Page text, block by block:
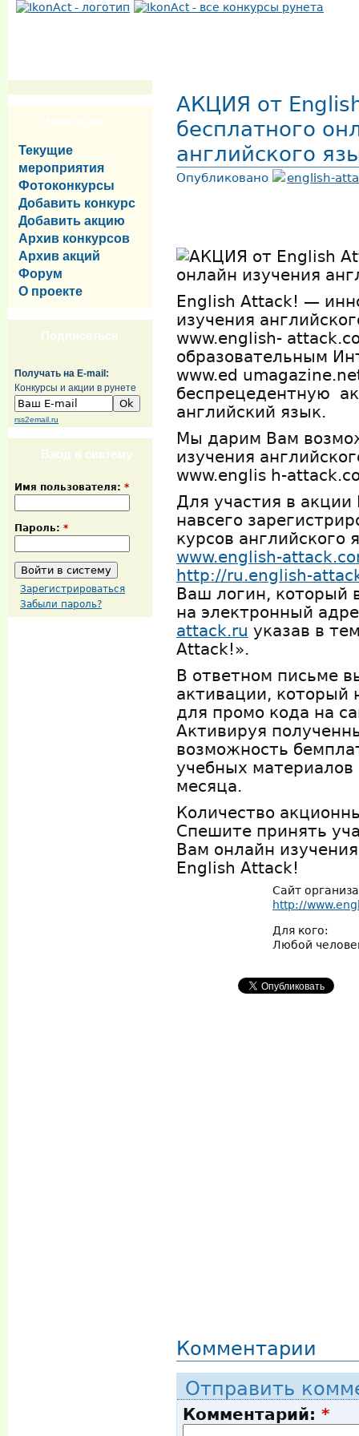
АКЦИЯ от
бесплатного
английского
Опубликовано english-
English Attack! —
изучения
www.english-
образовательным
www.ed
беспрецедентную
английский язык.
Мы дарим Вам
изучения
www.englis h-
Для участия в
навсего
курсов английского
www.english-
http://ru.english-
Ваш логин, который
на электронный
attack.ru указав в
Attack!».
В ответном письме
активации, который
для промо кода на
Активируя
возможность
учебных
месяца.
Количество
Спешите принять
Вам онлайн
English Attack!
Сайт
http://
Для кого:
Любой
Комментарии
Отправить
Комментарий: *
Текущие
мероприятия
Фотоконкурсы
Добавить конкурс
Добавить акцию
Архив конкурсов
Архив акций
Форум
О проекте
Подписаться
Получать на E-mail:
Конкурсы и акции в рунете
rss2email.ru
Вход в систему
Имя пользователя: *
Пароль: *
Зарегистрироваться
Забыли пароль?